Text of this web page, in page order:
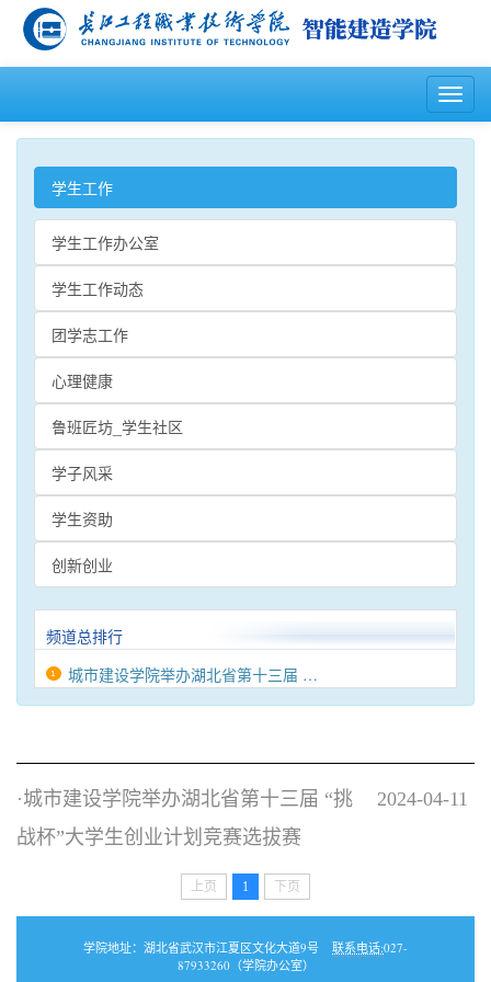
T
o
g
g
e
n
v
g
t
o
学生工作
学生工作办公室
学生工作动态
团学志工作
心理健康
鲁班匠坊_学生社区
学子风采
学生资助
创新创业
频道总排行
城市建设学院举办湖北省第十三届 …
2024-04-11
·城市建设学院举办湖北省第十三届 “挑
战杯”大学生创业计划竞赛选拔赛
上页 1 下页
学院地址：湖北省武汉市江夏区文化大道9号 联系电话:027-
87933260（学院办公室）